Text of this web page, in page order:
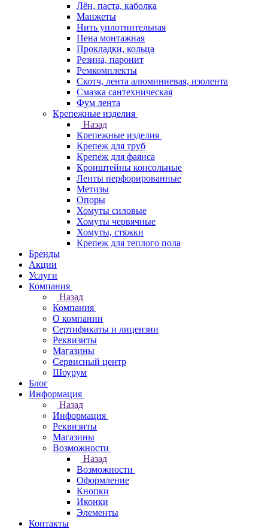
Лён, паста, каболка
Манжеты
Нить уплотнительная
Пена монтажная
Прокладки, кольца
Резина, паронит
Ремкомплекты
Скотч, лента алюминиевая, изолента
Смазка сантехническая
Фум лента
Крепежные изделия
Назад
Крепежные изделия
Крепеж для труб
Крепеж для фаянса
Кронштейны консольные
Ленты перфорированные
Метизы
Опоры
Хомуты силовые
Хомуты червячные
Хомуты, стяжки
Крепеж для теплого пола
Бренды
Акции
Услуги
Компания
Назад
Компания
О компании
Сертификаты и лицензии
Реквизиты
Магазины
Сервисный центр
Шоурум
Блог
Информация
Назад
Информация
Реквизиты
Магазины
Возможности
Назад
Возможности
Оформление
Кнопки
Иконки
Элементы
Контакты